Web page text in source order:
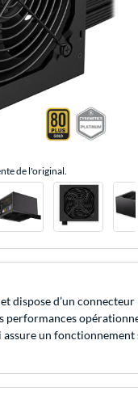
de l'original.
dispose d’un
performances
un